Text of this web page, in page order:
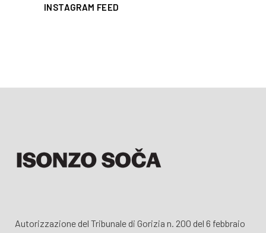
INSTAGRAM FEED
Autorizzazione del Tribunale di Gorizia n. 200 del 6 febbraio